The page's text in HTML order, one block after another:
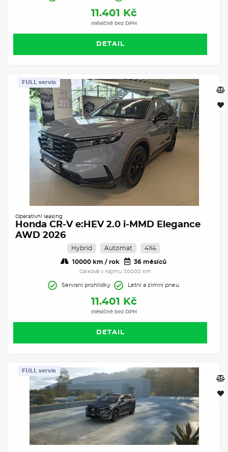
11.401 Kč
měsíčně bez DPH
DETAIL
FULL servis
Operativní leasing
Honda CR-V e:HEV 2.0 i-MMD Elegance
AWD 2026
Hybrid Automat 4X4
10000 km / rok 36 měsíců
Celkově v nájmu 30000 km
Servisní prohlídky Letní a zimní pneu
11.401 Kč
měsíčně bez DPH
DETAIL
FULL servis